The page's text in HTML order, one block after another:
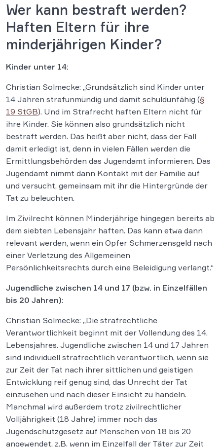
Wer kann bestraft werden?
Haften Eltern für ihre
minderjährigen Kinder?
Kinder unter 14:
Christian Solmecke: „Grundsätzlich sind Kinder unter
14 Jahren strafunmündig und damit schuldunfähig (§
19 StGB). Und im Strafrecht haften Eltern nicht für
ihre Kinder. Sie können also grundsätzlich nicht
bestraft werden. Das heißt aber nicht, dass der Fall
damit erledigt ist, denn in vielen Fällen werden die
Ermittlungsbehörden das Jugendamt informieren. Das
Jugendamt nimmt dann Kontakt mit der Familie auf
und versucht, gemeinsam mit ihr die Hintergründe der
Tat zu beleuchten.
Im Zivilrecht können Minderjährige hingegen bereits ab
dem siebten Lebensjahr haften. Das kann etwa dann
relevant werden, wenn ein Opfer Schmerzensgeld nach
einer Verletzung des Allgemeinen
Persönlichkeitsrechts durch eine Beleidigung verlangt.“
Jugendliche zwischen 14 und 17 (bzw. in Einzelfällen
bis 20 Jahren):
Christian Solmecke: „Die strafrechtliche
Verantwortlichkeit beginnt mit der Vollendung des 14.
Lebensjahres. Jugendliche zwischen 14 und 17 Jahren
sind individuell strafrechtlich verantwortlich, wenn sie
zur Zeit der Tat nach ihrer sittlichen und geistigen
Entwicklung reif genug sind, das Unrecht der Tat
einzusehen und nach dieser Einsicht zu handeln.
Manchmal wird außerdem trotz zivilrechtlicher
Volljährigkeit (18 Jahre) immer noch das
Jugendschutzgesetz auf Menschen von 18 bis 20
angewendet, z.B. wenn im Einzelfall der Täter zur Zeit